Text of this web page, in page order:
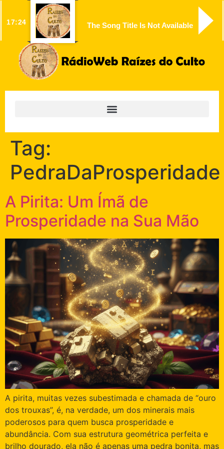
17:24 The Song Title Is Not Available
Tag:
PedraDaProsperidade
A Pirita: Um Ímã de
Prosperidade na Sua Mão
A pirita, muitas vezes subestimada e chamada de “ouro
dos trouxas”, é, na verdade, um dos minerais mais
poderosos para quem busca prosperidade e
abundância. Com sua estrutura geométrica perfeita e
brilho dourado, ela não é apenas uma pedra bonita, mas